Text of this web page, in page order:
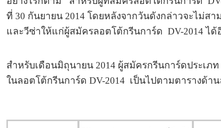
ที่ 30 กันยายน 2014 โดยหลังจากวันดังกล่าวจะไม่ส
และวีซ่าให้แก่ผู้สมัครลอตโต้กรีนการ์ด DV-2014 ได้
สำหรับเดือนมิถุนายน 2014 ผู้สมัครกรีนการ์ดประเภ
ในลอตโต้กรีนการ์ด DV-2014 เป็นไปตามตารางด้า